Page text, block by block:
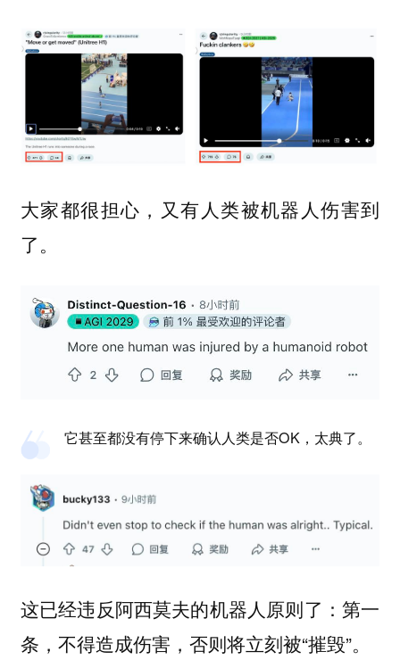
大家都很担心，又有人类被机器人伤害到
了。
它甚至都没有停下来确认人类是否OK，太典了。
这已经违反阿西莫夫的机器人原则了：第一
条，不得造成伤害，否则将立刻被“摧毁”。